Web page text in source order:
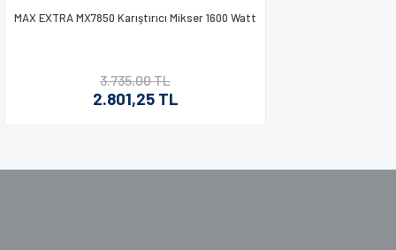
MAX EXTRA MX7850 Karıştırıcı Mikser 1600 Watt
3.735,00 TL
2.801,25 TL